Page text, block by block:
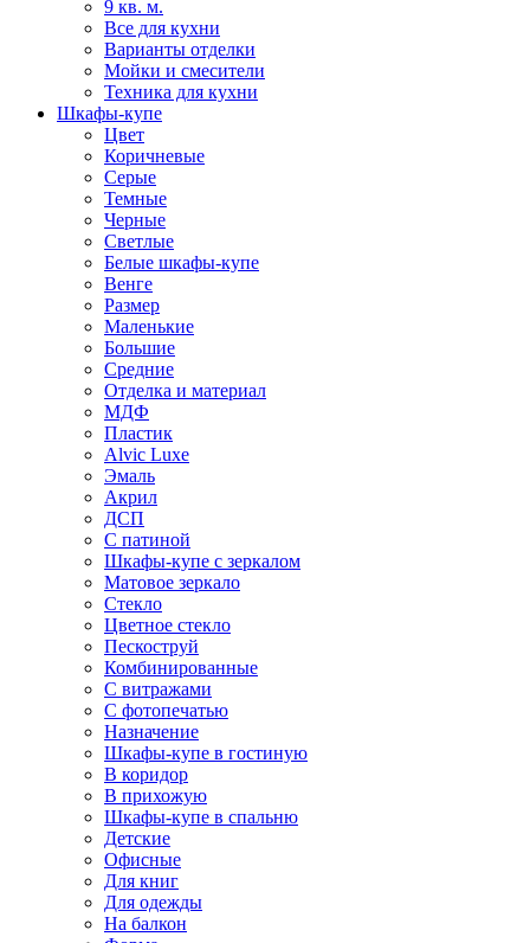
9 кв. м.
Все для кухни
Варианты отделки
Мойки и смесители
Техника для кухни
Шкафы-купе
Цвет
Коричневые
Серые
Темные
Черные
Светлые
Белые шкафы-купе
Венге
Размер
Маленькие
Большие
Средние
Отделка и материал
МДФ
Пластик
Alvic Luxe
Эмаль
Акрил
ДСП
С патиной
Шкафы-купе с зеркалом
Матовое зеркало
Стекло
Цветное стекло
Пескоструй
Комбинированные
С витражами
С фотопечатью
Назначение
Шкафы-купе в гостиную
В коридор
В прихожую
Шкафы-купе в спальню
Детские
Офисные
Для книг
Для одежды
На балкон